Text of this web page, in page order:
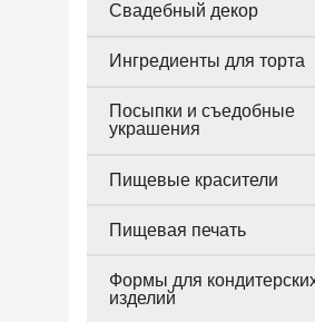
Свадебный декор
Ингредиенты для торта
Посыпки и съедобные
украшения
Пищевые красители
Пищевая печать
Формы для
изделий